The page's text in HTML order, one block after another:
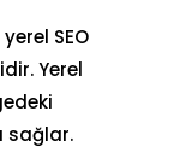
SEO
Yerel
sağlar.